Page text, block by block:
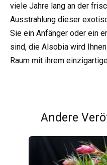
viele Jahre lang an der
Ausstrahlung dieser
Sie ein Anfänger oder ein
sind, die Alsobia wird
Raum mit ihrem
Andere